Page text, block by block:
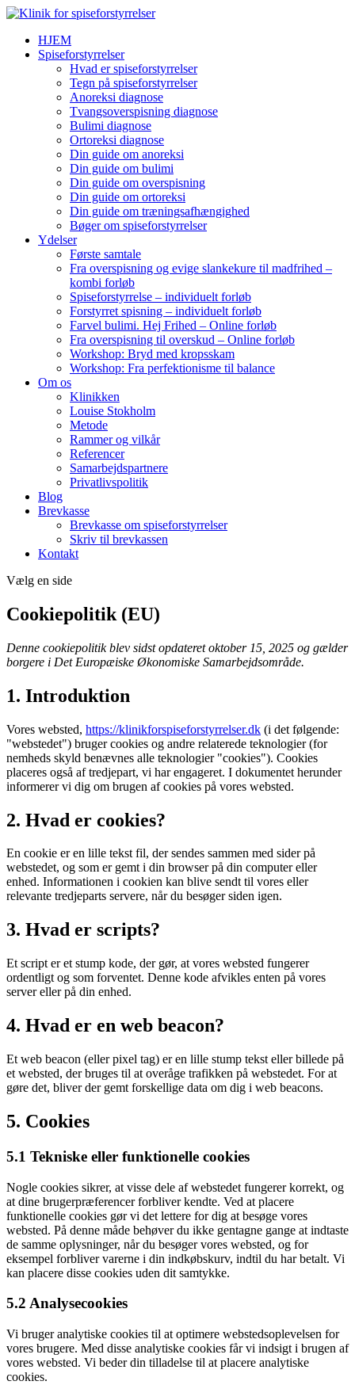
HJEM
Spiseforstyrrelser
Hvad er spiseforstyrrelser
Tegn på spiseforstyrrelser
Anoreksi diagnose
Tvangsoverspisning diagnose
Bulimi diagnose
Ortoreksi diagnose
Din guide om anoreksi
Din guide om bulimi
Din guide om overspisning
Din guide om ortoreksi
Din guide om træningsafhængighed
Bøger om spiseforstyrrelser
Ydelser
Første samtale
Fra overspisning og evige slankekure til madfrihed –
kombi forløb
Spiseforstyrrelse – individuelt forløb
Forstyrret spisning – individuelt forløb
Farvel bulimi. Hej Frihed – Online forløb
Fra overspisning til overskud – Online forløb
Workshop: Bryd med kropsskam
Workshop: Fra perfektionisme til balance
Om os
Klinikken
Louise Stokholm
Metode
Rammer og vilkår
Referencer
Samarbejdspartnere
Privatlivspolitik
Blog
Brevkasse
Brevkasse om spiseforstyrrelser
Skriv til brevkassen
Kontakt
Vælg en side
Cookiepolitik (EU)
Denne cookiepolitik blev sidst opdateret oktober 15, 2025 og gælder
borgere i Det Europæiske Økonomiske Samarbejdsområde.
1. Introduktion
Vores websted, https://klinikforspiseforstyrrelser.dk (i det følgende:
"webstedet") bruger cookies og andre relaterede teknologier (for
nemheds skyld benævnes alle teknologier "cookies"). Cookies
placeres også af tredjepart, vi har engageret. I dokumentet herunder
informerer vi dig om brugen af ​​cookies på vores websted.
2. Hvad er cookies?
En cookie er en lille tekst fil, der sendes sammen med sider på
webstedet, og som er gemt i din browser på din computer eller
enhed. Informationen i cookien kan blive sendt til vores eller
relevante tredjeparts servere, når du besøger siden igen.
3. Hvad er scripts?
Et script er et stump kode, der gør, at vores websted fungerer
ordentligt og som forventet. Denne kode afvikles enten på vores
server eller på din enhed.
4. Hvad er en web beacon?
Et web beacon (eller pixel tag) er en lille stump tekst eller billede på
et websted, der bruges til at overåge trafikken på webstedet. For at
gøre det, bliver der gemt forskellige data om dig i web beacons.
5. Cookies
5.1 Tekniske eller funktionelle cookies
Nogle cookies sikrer, at visse dele af webstedet fungerer korrekt, og
at dine brugerpræferencer forbliver kendte. Ved at placere
funktionelle cookies gør vi det lettere for dig at besøge vores
websted. På denne måde behøver du ikke gentagne gange at indtaste
de samme oplysninger, når du besøger vores websted, og for
eksempel forbliver varerne i din indkøbskurv, indtil du har betalt. Vi
kan placere disse cookies uden dit samtykke.
5.2 Analysecookies
Vi bruger analytiske cookies til at optimere webstedsoplevelsen for
vores brugere. Med disse analytiske cookies får vi indsigt i brugen af
​​vores websted. Vi beder din tilladelse til at placere analytiske
cookies.